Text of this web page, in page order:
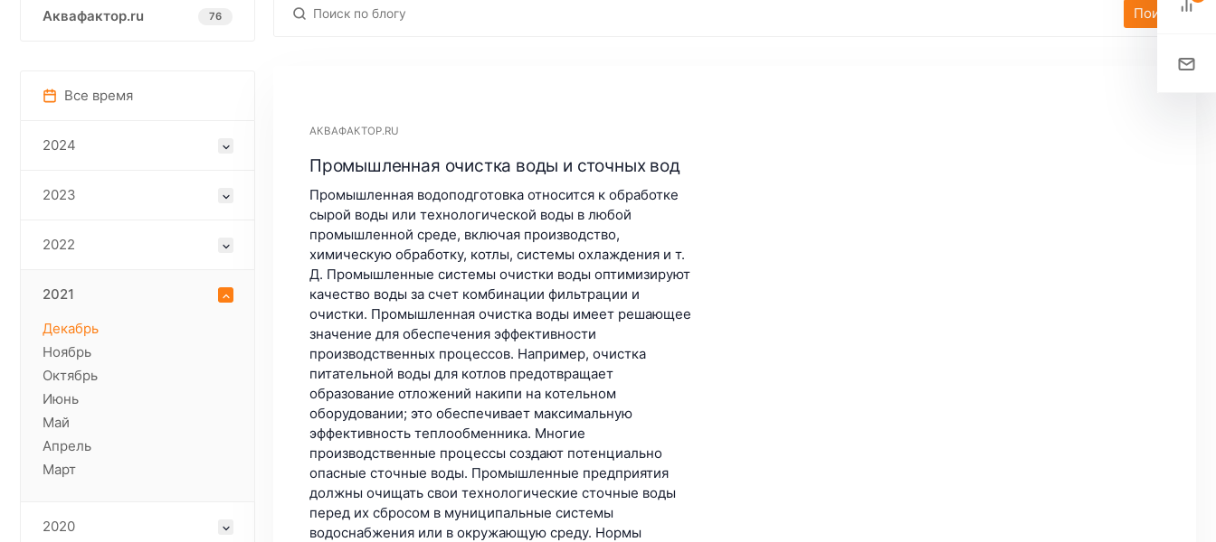
Аквафактор.ru 76
Все время
2024
2023
2022
2021
Декабрь
Ноябрь
Октябрь
Июнь
Май
Апрель
Март
2020
Поиск
АКВАФАКТОР.RU
Промышленная очистка воды и сточных вод
Промышленная водоподготовка относится к обработке
сырой воды или технологической воды в любой
промышленной среде, включая производство,
химическую обработку, котлы, системы охлаждения и т.
Д. Промышленные системы очистки воды оптимизируют
качество воды за счет комбинации фильтрации и
очистки. Промышленная очистка воды имеет решающее
значение для обеспечения эффективности
производственных процессов. Например, очистка
питательной воды для котлов предотвращает
образование отложений накипи на котельном
оборудовании; это обеспечивает максимальную
эффективность теплообменника. Многие
производственные процессы создают потенциально
опасные сточные воды. Промышленные предприятия
должны очищать свои технологические сточные воды
перед их сбросом в муниципальные системы
водоснабжения или в окружающую среду. Нормы